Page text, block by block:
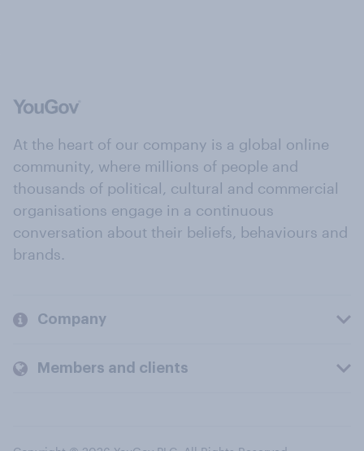
At the heart of our company is a global online
community, where millions of people and
thousands of political, cultural and commercial
organisations engage in a continuous
conversation about their beliefs, behaviours and
brands.
Company
Members and clients